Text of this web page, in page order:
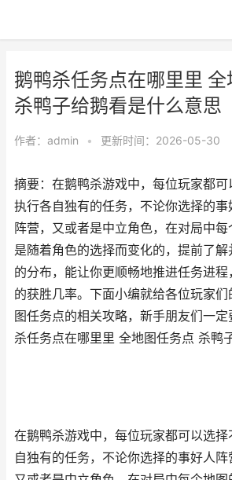
鹅鸭杀任务点在哪里里 全
杀鸭子给鹅看是什么意思
作者： admin • 更新时间：2026-05-30
摘要：在鹅鸭杀游戏中，每位玩家都
执行各自独有的任务，不论你选择的
阵营，又或者是中立角色，在对局中
是随着角色的选择而变化的，提前了
的分布，能让你更顺畅地推进任务进
的获胜几率。下面小编就给各位玩家
图任务点的相关攻略，新手朋友们一
杀任务点在哪里里 全地图任务点 杀鸭
在鹅鸭杀游戏中，每位玩家都可以选
自独有的任务，不论你选择的事好人阵